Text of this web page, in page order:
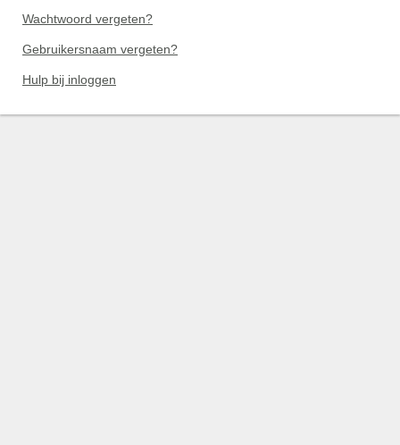
Wachtwoord vergeten?
Gebruikersnaam vergeten?
Hulp bij inloggen